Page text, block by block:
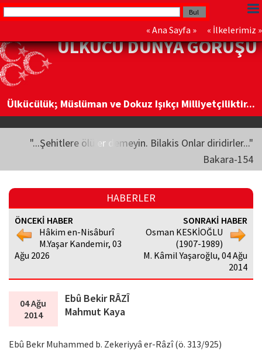
« Ana Sayfa » « İlkelerimiz »
ÜLKÜCÜ DÜNYA GÖRÜŞÜ
Ülkücülük; Müslüman ve Dokuz Işıkçı Milliyetçiliktir...
"...Şehitlere ölüler demeyin. Bilakis Onlar diridirler..."
Bakara-154
HABERLER
ÖNCEKİ HABER
Hâkim en-Nisâburî
M.Yaşar Kandemir, 03
Ağu 2026
SONRAKİ HABER
Osman KESKİOĞLU
(1907-1989)
M. Kâmil Yaşaroğlu, 04 Ağu
2014
04 Ağu
2014
Ebû Bekir RÂZÎ
Mahmut Kaya
Ebû Bekr Muhammed b. Zekeriyyâ er-Râzî (ö. 313/925)